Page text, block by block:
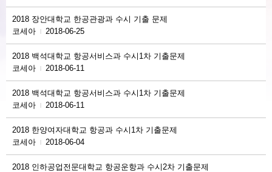
2018 장안대학교 한공관광과 수시 기출 문제
코세아
2018-06-25
2018 백석대학교 항공서비스과 수시1차 기출문제
코세아
2018-06-11
2018 백석대학교 항공서비스과 수시1차 기출문제
코세아
2018-06-11
2018 한양여자대학교 항공과 수시1차 기출문제
코세아
2018-06-04
2018 인하공업전문대학교 항공운항과 수시2차 기출문제